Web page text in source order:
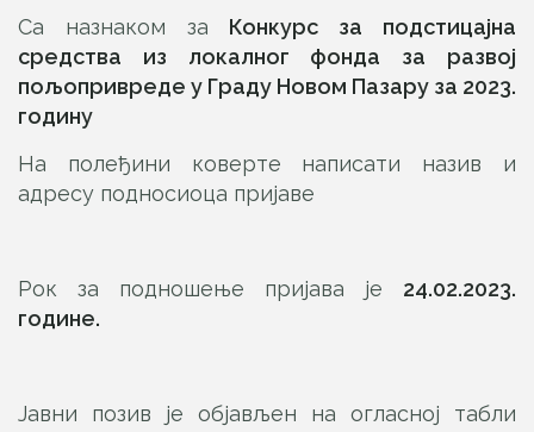
Са назнаком за Конкурс за подстицајна
средства из локалног фонда за развој
пољопривреде у Граду Новом Пазару за 2023.
годину
На полеђини коверте написати назив и
адресу подносиоца пријаве
Рок за подношење пријава је 24.02.2023.
године.
Јавни позив је објављен на огласној табли